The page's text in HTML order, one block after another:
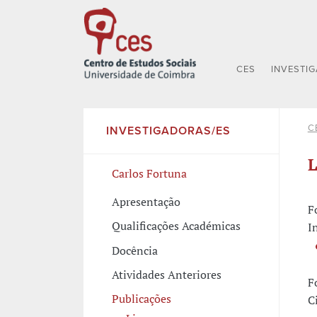
CES
INVESTIGADORAS/ES
Carlos Fortuna
Apresentação
Qualificações Académicas
Docência
Atividades Anteriores
Publicações